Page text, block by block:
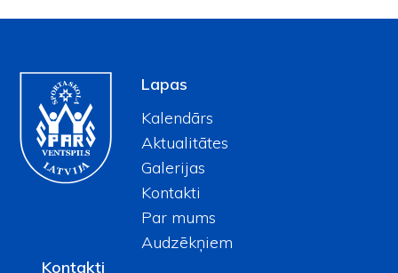
Lapas
Kalendārs
Aktualitātes
Galerijas
Kontakti
Par mums
Audzēkņiem
Kontakti